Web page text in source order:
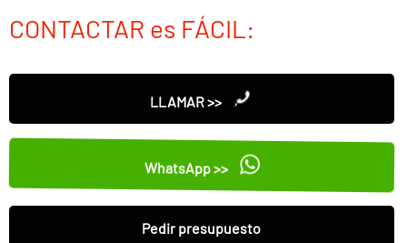
CONTACTAR es FÁCIL:
LLAMAR >>
WhatsApp >>
Pedir presupuesto